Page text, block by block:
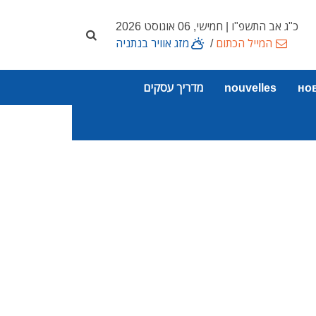
כ"ג אב התשפ"ו | חמישי, 06 אוגוסט 2026
המייל הכתום/ מזג אוויר בנתניה
nouvelles מדריך עסקים